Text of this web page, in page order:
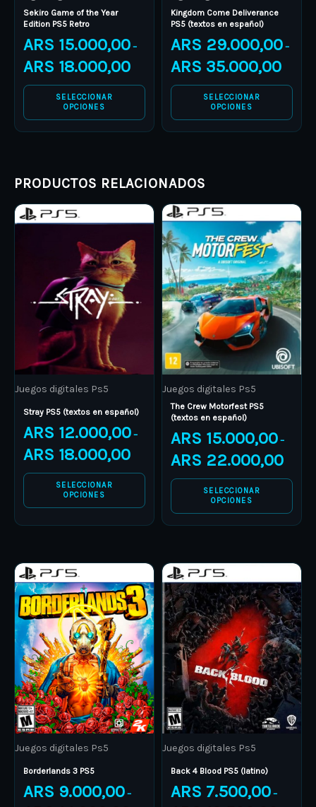
Sekiro Game of the Year
Edition PS5 Retro
ARS 15.000,00 –
ARS 18.000,00
SELECCIONAR
OPCIONES
on
the
product
Kingdom Come Deliverance
PS5 (textos en español)
ARS 29.000,00 –
ARS 35.000,00
SELECCIONAR
OPCIONES
on
the
product
PRODUCTOS RELACIONADOS
Juegos digitales Ps5
Stray PS5 (textos en español)
ARS 12.000,00 –
ARS 18.000,00
range:
ARS 12.000,00
through
ARS 18.000,00
SELECCIONAR
OPCIONES
This
variants.
options
be
chosen
on
the
product
page
Juegos digitales Ps5
The Crew Motorfest PS5
(textos en español)
ARS 15.000,00 –
ARS 22.000,00
Price
range:
ARS
through
ARS
SELECCIONAR
OPCIONES
This
product
has
multiple
variants.
The
options
may
be
chosen
on
the
product
Juegos digitales Ps5
Borderlands 3 PS5
ARS 9.000,00 –
range:
ARS 9.000,00
through
ARS 14.000,00
This
product
has
multiple
variants.
The
options
may
be
chosen
on
the
Juegos digitales Ps5
Back 4 Blood PS5 (latino)
ARS 7.500,00 –
range:
ARS
through
ARS
This
product
has
multiple
variants.
The
options
may
be
chosen
on
the